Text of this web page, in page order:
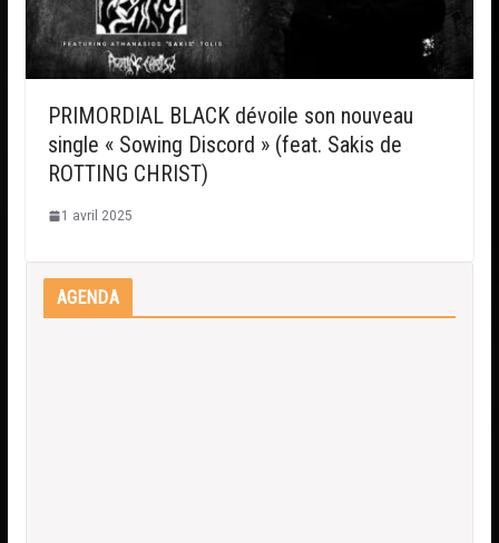
PRIMORDIAL BLACK dévoile son nouveau
single « Sowing Discord » (feat. Sakis de
ROTTING CHRIST)
1 avril 2025
AGENDA